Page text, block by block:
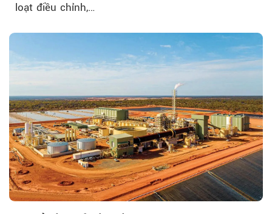
loạt điều chỉnh,…